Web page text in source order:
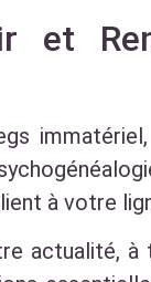
et
à votre
actualité,